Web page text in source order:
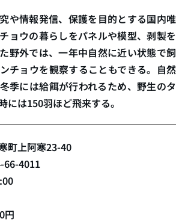
や情報発信、保護を目的とする国内唯
ョウの暮らしをパネルや模型、剥製を
野外では、一年中自然に近い状態で飼
チョウを観察することもできる。自然
季には給餌が行われるため、野生のタ
には150羽ほど飛来する。
町上阿寒23-40
66-4011
円